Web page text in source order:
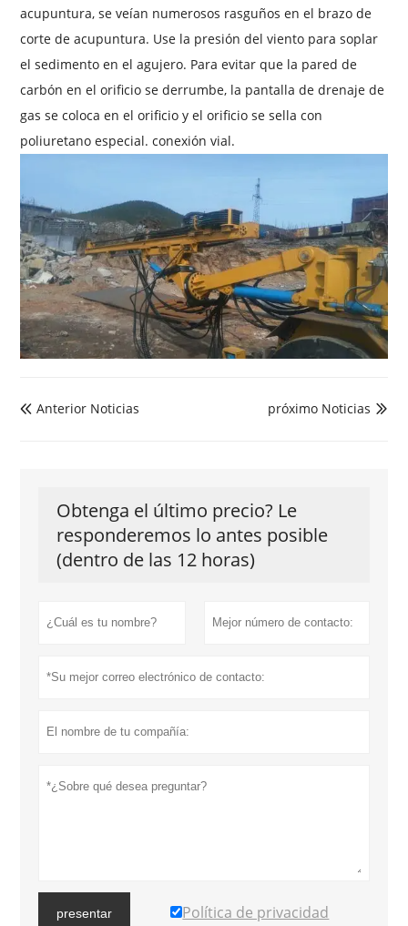
acupuntura, se veían numerosos rasguños en el brazo de
corte de acupuntura. Use la presión del viento para soplar
el sedimento en el agujero. Para evitar que la pared de
carbón en el orificio se derrumbe, la pantalla de drenaje de
gas se coloca en el orificio y el orificio se sella con
poliuretano especial. conexión vial.
 Anterior Noticias 
próximo Noticias
Obtenga el último precio? Le
responderemos lo antes posible
(dentro de las 12 horas)
presentar Política de privacidad